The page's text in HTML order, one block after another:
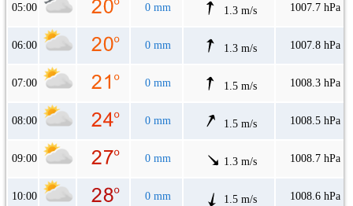
05:00 0 mm 1.3 m/s 1007.7 hPa
06:00 0 mm 1.3 m/s 1007.8 hPa
07:00 0 mm 1.5 m/s 1008.3 hPa
08:00 0 mm 1.5 m/s 1008.5 hPa
09:00 0 mm 1.3 m/s 1008.7 hPa
10:00 0 mm 1.5 m/s 1008.6 hPa